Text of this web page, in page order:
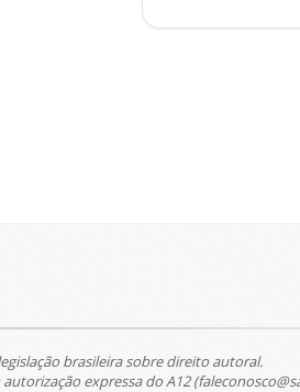
brasileira sobre direito autoral.
expressa do A12